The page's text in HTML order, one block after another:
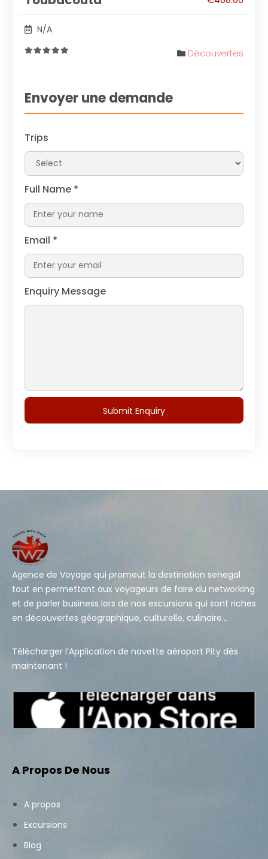
N/A
Découvertes
Envoyer une demande
Trips
Full Name *
Email *
Enquiry Message
Agence de Voyage qui promeut la destination senegal
tout en permettant aux voyageurs de faire du networking
et de parler business lors de nos excursions qui sont riches
en découvertes géographique, culturelle, culinaire…
Télécharger l’Application de navette aéroport Pity dès
maintenant !
A Propos De Nous
A propos
Excursions
Blog